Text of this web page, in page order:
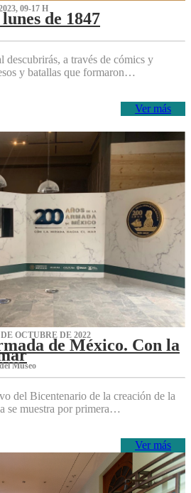
09-17 H
de 1847
descubrirás, a través de cómics y
y batallas que formaron…
Ver más
OCTUBRE DE 2022
de México. Con la
Museo‌
del Bicentenario de la creación de la
se muestra por primera…
Ver más